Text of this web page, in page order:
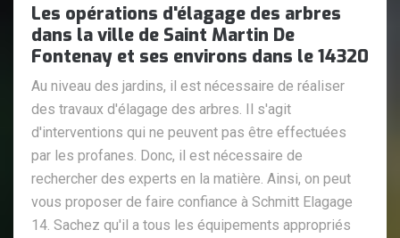
Les opérations d'élagage des arbres
dans la ville de Saint Martin De
Fontenay et ses environs dans le 14320
Au niveau des jardins, il est nécessaire de réaliser
des travaux d'élagage des arbres. Il s'agit
d'interventions qui ne peuvent pas être effectuées
par les profanes. Donc, il est nécessaire de
rechercher des experts en la matière. Ainsi, on peut
vous proposer de faire confiance à Schmitt Elagage
14. Sachez qu'il a tous les équipements appropriés